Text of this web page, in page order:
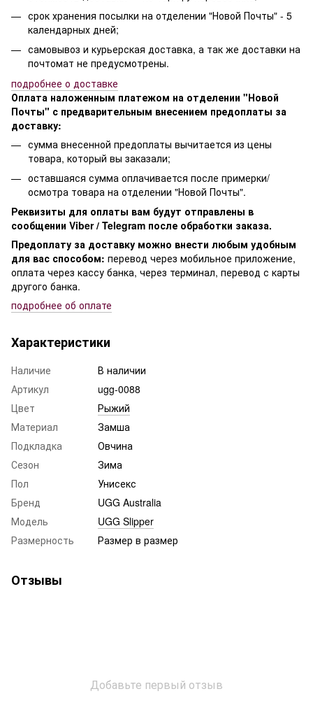
срок хранения посылки на отделении "Новой Почты" - 5
календарных дней;
самовывоз и курьерская доставка, а так же доставки на
почтомат не предусмотрены.
подробнее о доставке
Оплата наложенным платежом на отделении "Новой
Почты" с предварительным внесением предоплаты за
доставку:
сумма внесенной предоплаты вычитается из цены
товара, который вы заказали;
оставшаяся сумма оплачивается после примерки/
осмотра товара на отделении "Новой Почты".
Реквизиты для оплаты вам будут отправлены в
сообщении Viber / Telegram после обработки заказа.
Предоплату за доставку можно внести любым удобным
для вас способом: перевод через мобильное приложение,
оплата через кассу банка, через терминал, перевод с карты
другого банка.
подробнее об оплате
Характеристики
Наличие
В наличии
Артикул
ugg-0088
Цвет
Рыжий
Материал
Замша
Подкладка
Овчина
Сезон
Зима
Пол
Унисекс
Бренд
UGG Australia
Модель
UGG Slipper
Размерность
Размер в размер
Отзывы
Добавьте первый отзыв